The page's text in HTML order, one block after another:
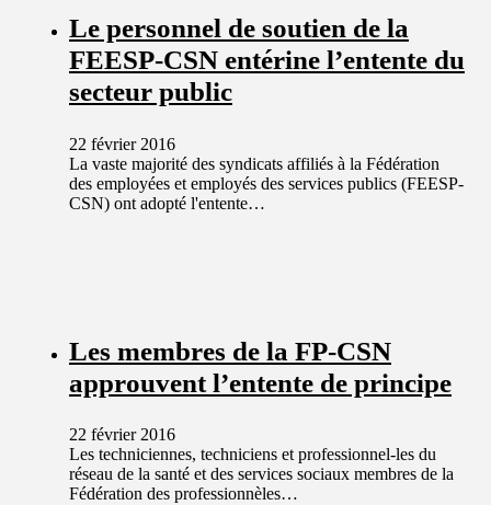
Le personnel de soutien de la
FEESP-CSN entérine l’entente du
secteur public
22 février 2016
La vaste majorité des syndicats affiliés à la Fédération
des employées et employés des services publics (FEESP-
CSN) ont adopté l'entente…
Les membres de la FP-CSN
approuvent l’entente de principe
22 février 2016
Les techniciennes, techniciens et professionnel-les du
réseau de la santé et des services sociaux membres de la
Fédération des professionnèles…